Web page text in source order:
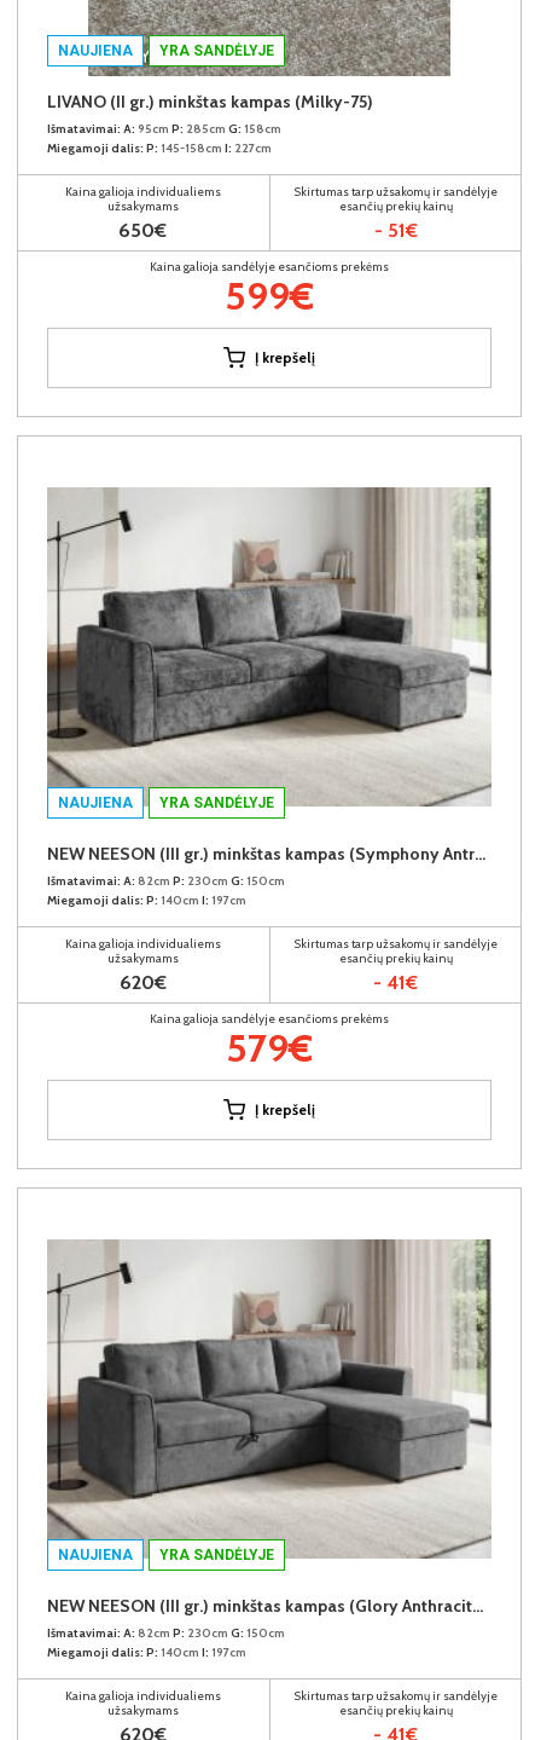
NAUJIENA YRA SANDĖLYJE
LIVANO (II gr.) minkštas kampas (Milky-75)
Išmatavimai: A: 95cm P: 285cm G: 158cm
Miegamoji dalis: P: 145-158cm I: 227cm
Kaina galioja individualiems
užsakymams
650€
Skirtumas tarp užsakomų ir sandėlyje
esančių prekių kainų
- 51€
Kaina galioja sandėlyje esančioms prekėms
599€
Į krepšelį
NAUJIENA YRA SANDĖLYJE
NEW NEESON (III gr.) minkštas kampas (Symphony Antracite-20)
Išmatavimai: A: 82cm P: 230cm G: 150cm
Miegamoji dalis: P: 140cm I: 197cm
Kaina galioja individualiems
užsakymams
620€
Skirtumas tarp užsakomų ir sandėlyje
esančių prekių kainų
- 41€
Kaina galioja sandėlyje esančioms prekėms
579€
Į krepšelį
NAUJIENA YRA SANDĖLYJE
NEW NEESON (III gr.) minkštas kampas (Glory Anthracite-18)
Išmatavimai: A: 82cm P: 230cm G: 150cm
Miegamoji dalis: P: 140cm I: 197cm
Kaina galioja individualiems
užsakymams
620€
Skirtumas tarp užsakomų ir sandėlyje
esančių prekių kainų
- 41€